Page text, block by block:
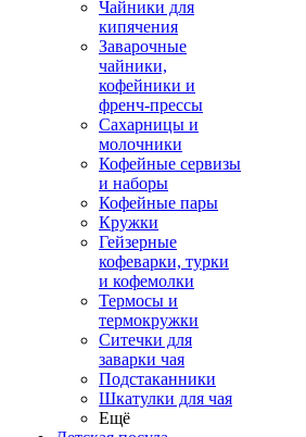
Чайники для
кипячения
Заварочные
чайники,
кофейники и
френч-прессы
Сахарницы и
молочники
Кофейные сервизы
и наборы
Кофейные пары
Кружки
Гейзерные
кофеварки, турки
и кофемолки
Термосы и
термокружки
Ситечки для
заварки чая
Подстаканники
Шкатулки для чая
Ещё